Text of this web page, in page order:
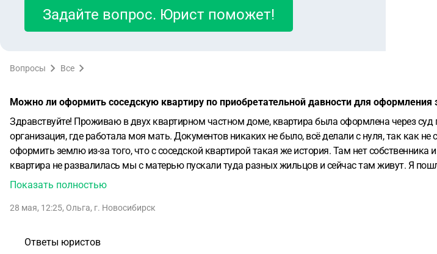
Задайте вопрос. Юрист поможет!
Вопросы Все
Можно ли оформить соседскую квартиру по приобретательной давности для оформления
Здравствуйте! Проживаю в двух квартирном частном доме, квартира была оформлена через
организация, где работала моя мать. Документов никаких не было, всё делали с нуля, так как
оформить землю из-за того, что с соседской квартирой такая же история. Там нет
квартира не развалилась мы с матерью пускали туда разных жильцов и сейчас там живут. Я
и я смогла оформить землю. Юрист советует оформить ту квартиру по приобретательной
Показать полностью
28 мая, 12:25, Ольга, г. Новосибирск
Ответы юристов